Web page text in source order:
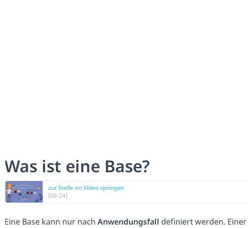
Was ist eine Base?
zur Stelle im Video springen
(00:24)
Eine Base kann nur nach Anwendungsfall definiert werden.